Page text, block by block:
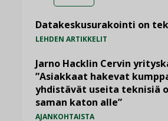
Datakeskusurakointi on
LEHDEN ARTIKKELIT
Jarno Hacklin Cervin
”Asiakkaat hakevat
yhdistävät useita teknisiä
saman katon alle”
AJANKOHTAISTA